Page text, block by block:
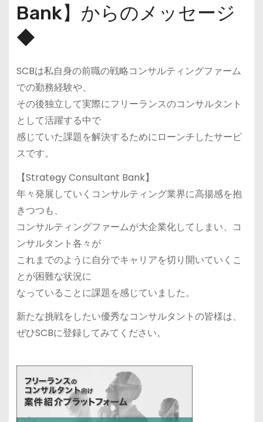
Bank】からのメッセージ
◆
SCBは私自身の前職の戦略コンサルティングファーム
での勤務経験や、
その後独立して実際にフリーランスのコンサルタント
として活躍する中で
感じていた課題を解決するためにローンチしたサービ
スです。
【Strategy Consultant Bank】
年々発展していくコンサルティング業界に高揚感を抱
きつつも、
コンサルティングファームが大企業化してしまい、コ
ンサルタント各々が
これまでのように自分でキャリアを切り開いていくこ
とが困難な状況に
なっていることに課題を感じていました。
新たな挑戦をしたい優秀なコンサルタントの皆様は、
ぜひSCBに登録してみてください。